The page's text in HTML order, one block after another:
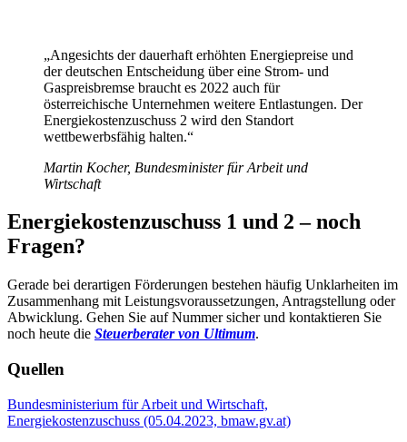
„Angesichts der dauerhaft erhöhten Energiepreise und
der deutschen Entscheidung über eine Strom- und
Gaspreisbremse braucht es 2022 auch für
österreichische Unternehmen weitere Entlastungen. Der
Energiekostenzuschuss 2 wird den Standort
wettbewerbsfähig halten.“
Martin Kocher, Bundesminister für Arbeit und
Wirtschaft
Energiekostenzuschuss 1 und 2 – noch
Fragen?
Gerade bei derartigen Förderungen bestehen häufig Unklarheiten im
Zusammenhang mit Leistungsvoraussetzungen, Antragstellung oder
Abwicklung. Gehen Sie auf Nummer sicher und kontaktieren Sie
noch heute die Steuerberater von Ultimum.
Quellen
Bundesministerium für Arbeit und Wirtschaft,
Energiekostenzuschuss (05.04.2023, bmaw.gv.at)